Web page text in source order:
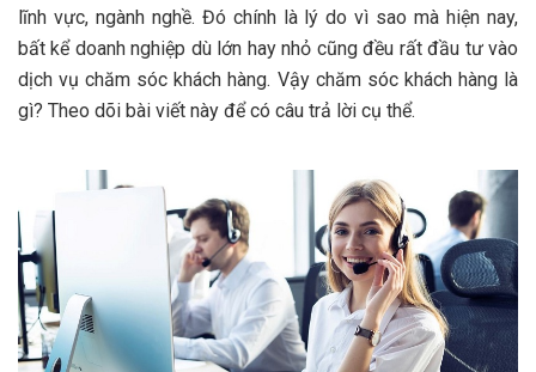
lĩnh vực, ngành nghề. Đó chính là lý do vì sao mà hiện nay,
bất kể doanh nghiệp dù lớn hay nhỏ cũng đều rất đầu tư vào
dịch vụ chăm sóc khách hàng. Vậy chăm sóc khách hàng là
gì? Theo dõi bài viết này để có câu trả lời cụ thể.